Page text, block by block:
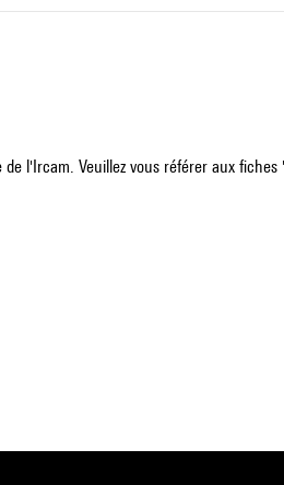
l'Ircam. Veuillez vous référer aux